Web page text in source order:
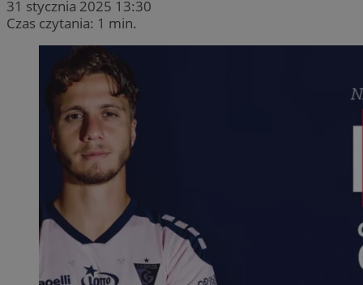
31 stycznia 2025 13:30
Czas czytania: 1 min.